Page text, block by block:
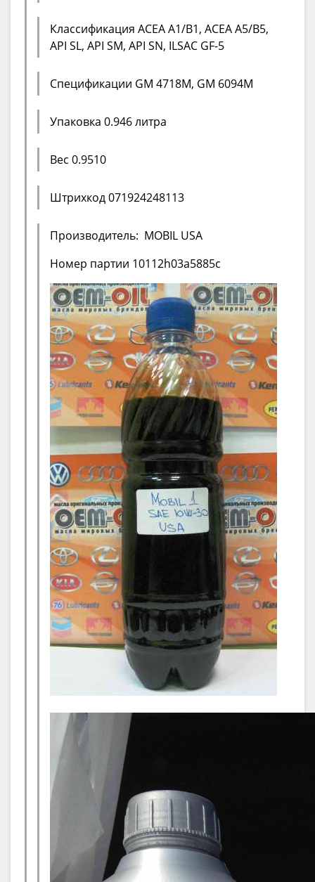
Классификация ACEA A1/B1, ACEA A5/B5,
API SL, API SM, API SN, ILSAC GF-5
Спецификации GM 4718M, GM 6094M
Упаковка 0.946 литра
Вес 0.9510
Штрихкод 071924248113
Производитель: MOBIL USA
Номер партии 10112h03a5885c